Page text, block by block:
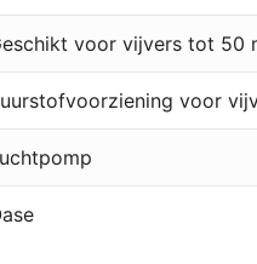
voor vijvers tot 50
voor